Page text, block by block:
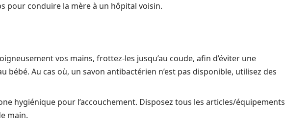
pour conduire la mère à un hôpital voisin.
vos mains, frottez-les jusqu’au coude, afin d’éviter une
bébé. Au cas où, un savon antibactérien n’est pas disponible, utilisez des
hygiénique pour l’accouchement. Disposez tous les articles/équipements
main.